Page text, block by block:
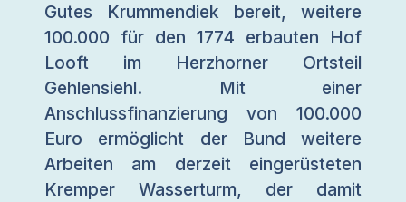
Gutes Krummendiek bereit, weitere
100.000 für den 1774 erbauten Hof
Looft im Herzhorner Ortsteil
Gehlensiehl. Mit einer
Anschlussfinanzierung von 100.000
Euro ermöglicht der Bund weitere
Arbeiten am derzeit eingerüsteten
Kremper Wasserturm, der damit